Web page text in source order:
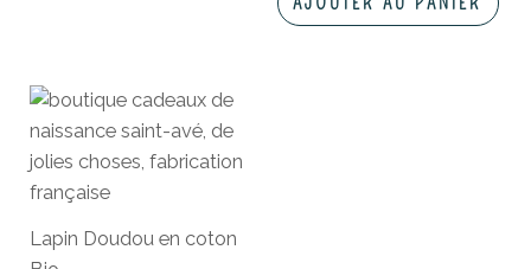
Lapin Doudou en coton